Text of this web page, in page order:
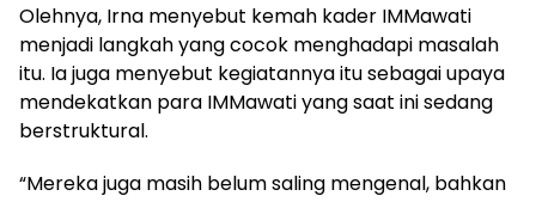
Olehnya, Irna menyebut kemah kader IMMawati
menjadi langkah yang cocok menghadapi masalah
itu. Ia juga menyebut kegiatannya itu sebagai upaya
mendekatkan para IMMawati yang saat ini sedang
berstruktural.
“Mereka juga masih belum saling mengenal, bahkan